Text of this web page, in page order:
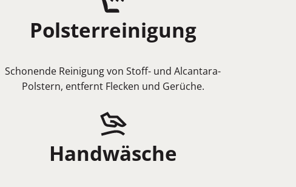
Polsterreinigung
Schonende Reinigung von Stoff- und Alcantara-
Polstern, entfernt Flecken und Gerüche.
Handwäsche